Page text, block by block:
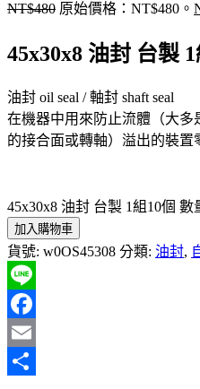
NT$480 原始價格：NT$480。
45x30x8 油封 台製 1
油封 oil seal / 軸封 shaft seal
在機器中用來防止流體（大
的接合面或轉軸）溢出的裝置
45x30x8 油封 台製 1組10個 數
加入購物車
貨號: w0OS45308 分類: 油封,
Line
Facebook
Email